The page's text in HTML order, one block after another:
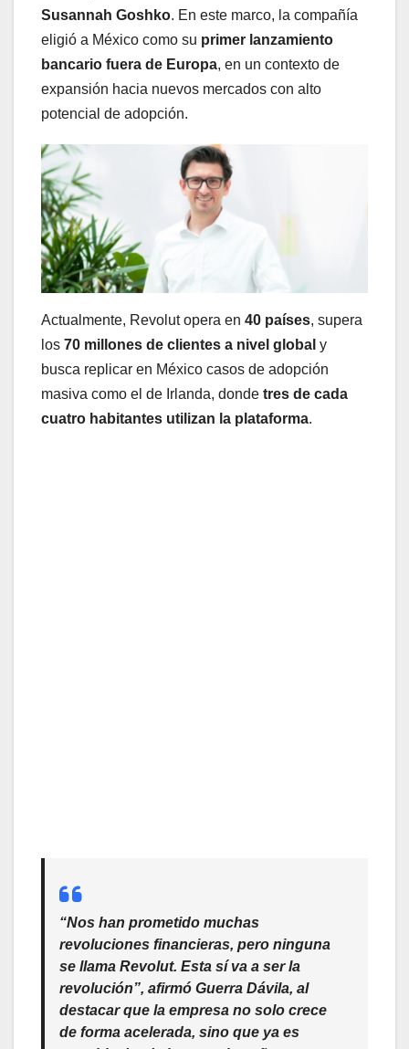
Susannah Goshko. En este marco, la compañía
eligió a México como su primer lanzamiento
bancario fuera de Europa, en un contexto de
expansión hacia nuevos mercados con alto
potencial de adopción.
Actualmente, Revolut opera en 40 países, supera
los 70 millones de clientes a nivel global y
busca replicar en México casos de adopción
masiva como el de Irlanda, donde tres de cada
cuatro habitantes utilizan la plataforma.
“Nos han prometido muchas
revoluciones financieras, pero ninguna
se llama Revolut. Esta sí va a ser la
revolución”, afirmó Guerra Dávila, al
destacar que la empresa no solo crece
de forma acelerada, sino que ya es